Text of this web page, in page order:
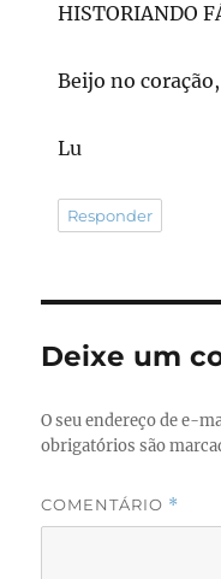
HISTORIANDO
Beijo no coração,
Lu
Responder
Deixe um
O seu endereço de e-
obrigatórios são
COMENTÁRIO *